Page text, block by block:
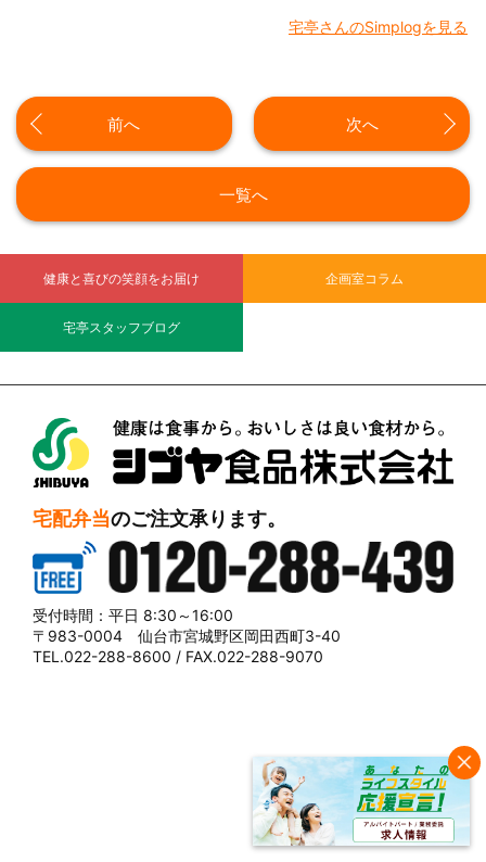
宅亭さんのSimplogを見る
前へ 次へ
一覧へ
健康と喜びの笑顔をお届け 企画室コラム
宅亭スタッフブログ
宅配弁当のご注文承ります。
0120-288-439
受付時間：平日 8:30～16:00
〒983-0004 仙台市宮城野区岡田西町3-40
TEL.022-288-8600 / FAX.022-288-9070